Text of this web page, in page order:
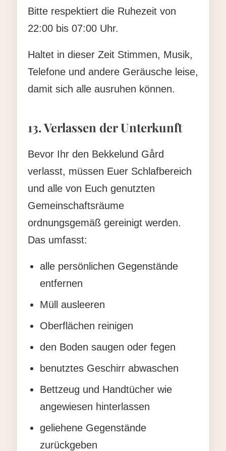
Bitte respektiert die Ruhezeit von
22:00 bis 07:00 Uhr.
Haltet in dieser Zeit Stimmen, Musik,
Telefone und andere Geräusche leise,
damit sich alle ausruhen können.
13. Verlassen der Unterkunft
Bevor Ihr den Bekkelund Gård
verlasst, müssen Euer Schlafbereich
und alle von Euch genutzten
Gemeinschaftsräume
ordnungsgemäß gereinigt werden.
Das umfasst:
alle persönlichen Gegenstände
entfernen
Müll ausleeren
Oberflächen reinigen
den Boden saugen oder fegen
benutztes Geschirr abwaschen
Bettzeug und Handtücher wie
angewiesen hinterlassen
geliehene Gegenstände
zurückgeben